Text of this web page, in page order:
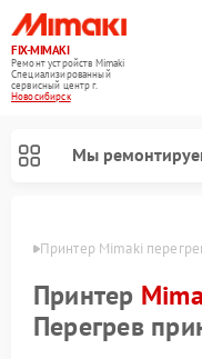
FIX-MIMAKI
Ремонт устройств Mimaki
Специализированный
cервисный центр г.
Новосибирск
Мы
Принтер Mimaki
Принтер
Перегрев